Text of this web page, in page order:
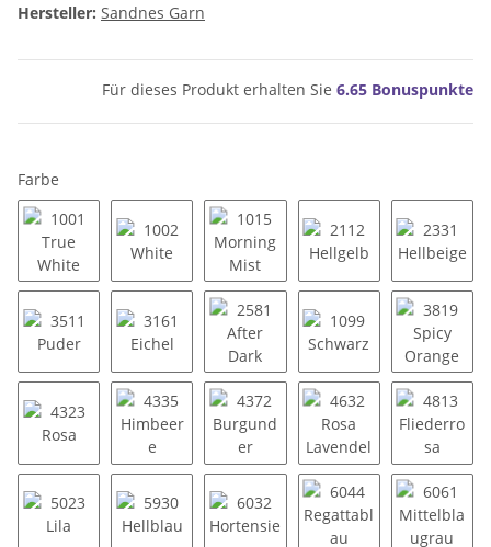
Hersteller: Sandnes Garn
Für dieses Produkt erhalten Sie 6.65 Bonuspunkte
Farbe
1001 True White1002 White 1015 Morning Mist2112 Hellgelb2331
3511 Puder 3161 Eichel 2581 After Dark1099 Schwarz3819
4323 Rosa 4335 Himbeere4372 Burgunder4632 Rosa Lavendel
4813